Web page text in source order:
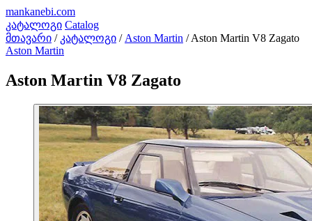
mankanebi.com
კატალოგი Catalog
მთავარი / კატალოგი / Aston Martin / Aston Martin V8 Zagato
Aston Martin
Aston Martin V8 Zagato